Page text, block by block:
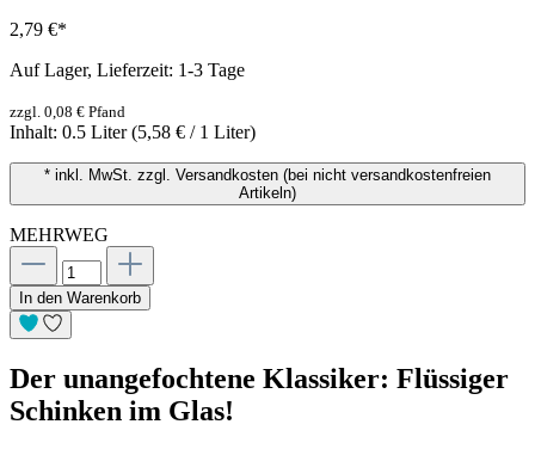
2,79 €*
Auf Lager, Lieferzeit: 1-3 Tage
zzgl. 0,08 € Pfand
Inhalt: 0.5 Liter(5,58 € / 1 Liter)
* inkl. MwSt. zzgl. Versandkosten (bei nicht versandkostenfreien
Artikeln)
MEHRWEG
In den Warenkorb
Der unangefochtene Klassiker: Flüssiger
Schinken im Glas!